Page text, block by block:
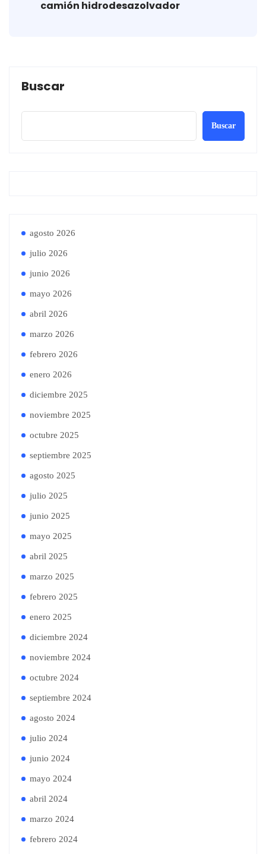
camión hidrodesazolvador
Buscar
Buscar
agosto 2026
julio 2026
junio 2026
mayo 2026
abril 2026
marzo 2026
febrero 2026
enero 2026
diciembre 2025
noviembre 2025
octubre 2025
septiembre 2025
agosto 2025
julio 2025
junio 2025
mayo 2025
abril 2025
marzo 2025
febrero 2025
enero 2025
diciembre 2024
noviembre 2024
octubre 2024
septiembre 2024
agosto 2024
julio 2024
junio 2024
mayo 2024
abril 2024
marzo 2024
febrero 2024